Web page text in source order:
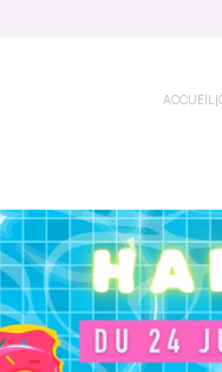
ACCUEIL |